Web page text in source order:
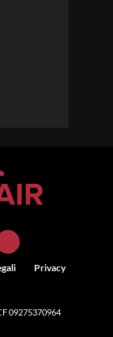
Privacy
09275370964